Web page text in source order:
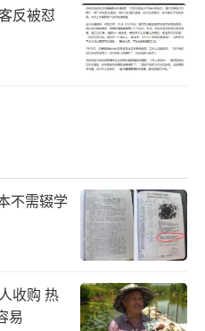
反被怼
不需辍学
收购 热
易